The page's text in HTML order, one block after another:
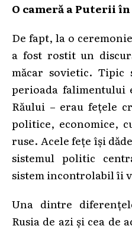
O cameră a Puterii
De fapt, la o
a fost rostit un
măcar sovietic. Tipic
perioada falimentului
Răului – erau fețele
politice, economice,
ruse. Acele fețe își
sistemul politic
sistem incontrolabil îi
Una dintre
Rusia de azi și cea de